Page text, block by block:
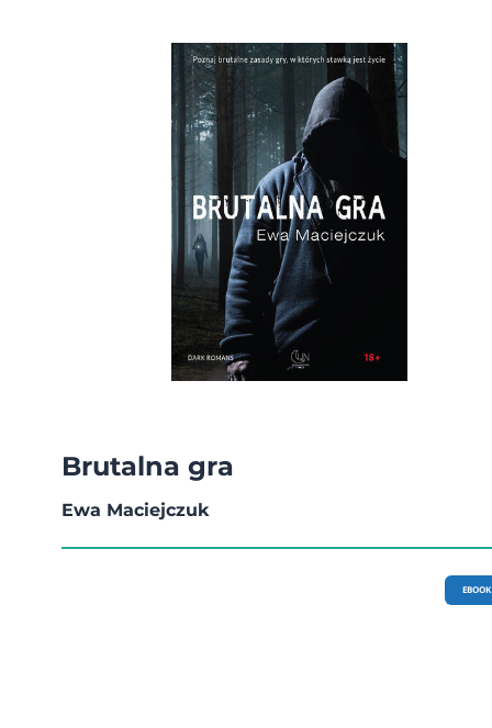
Brutalna gra
Ewa Maciejczuk
EBOOK